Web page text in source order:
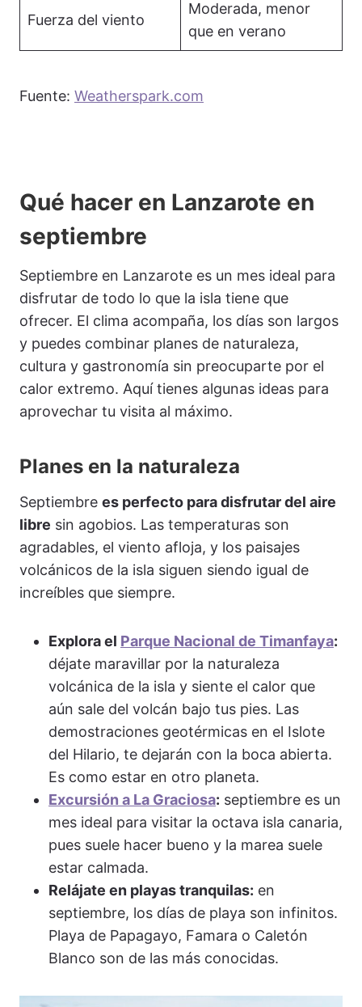
Fuerza del viento
Moderada, menor
que en verano
Fuente: Weatherspark.com
Qué hacer en Lanzarote en
septiembre
Septiembre en Lanzarote es un mes ideal para
disfrutar de todo lo que la isla tiene que
ofrecer. El clima acompaña, los días son largos
y puedes combinar planes de naturaleza,
cultura y gastronomía sin preocuparte por el
calor extremo. Aquí tienes algunas ideas para
aprovechar tu visita al máximo.
Planes en la naturaleza
Septiembre es perfecto para disfrutar del aire
libre sin agobios. Las temperaturas son
agradables, el viento afloja, y los paisajes
volcánicos de la isla siguen siendo igual de
increíbles que siempre.
Explora el Parque Nacional de Timanfaya:
déjate maravillar por la naturaleza
volcánica de la isla y siente el calor que
aún sale del volcán bajo tus pies. Las
demostraciones geotérmicas en el Islote
del Hilario, te dejarán con la boca abierta.
Es como estar en otro planeta.
Excursión a La Graciosa: septiembre es un
mes ideal para visitar la octava isla canaria,
pues suele hacer bueno y la marea suele
estar calmada.
Relájate en playas tranquilas: en
septiembre, los días de playa son infinitos.
Playa de Papagayo, Famara o Caletón
Blanco son de las más conocidas.